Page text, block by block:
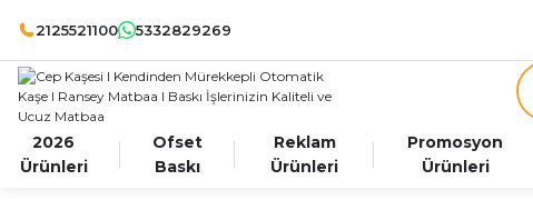
2125521100 5332829269
2026
Ürünleri
Ofset
Baskı
Reklam
Ürünleri
Promosyon
Ürünleri